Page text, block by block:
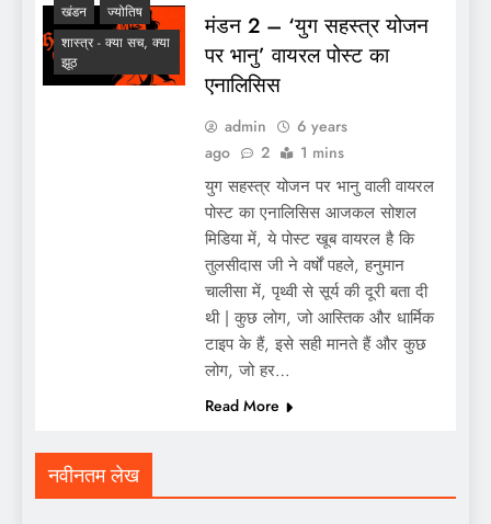
खंडन
ज्योतिष
शास्त्र - क्या सच, क्या
झूठ
मंडन 2 – ‘युग सहस्त्र योजन
पर भानु’ वायरल पोस्ट का
एनालिसिस
admin
6 years
ago
2 1 mins
युग सहस्त्र योजन पर भानु वाली वायरल
पोस्ट का एनालिसिस आजकल सोशल
मिडिया में, ये पोस्ट खूब वायरल है कि
तुलसीदास जी ने वर्षों पहले, हनुमान
चालीसा में, पृथ्वी से सूर्य की दूरी बता दी
थी | कुछ लोग, जो आस्तिक और धार्मिक
टाइप के हैं, इसे सही मानते हैं और कुछ
लोग, जो हर…
Read More
नवीनतम लेख